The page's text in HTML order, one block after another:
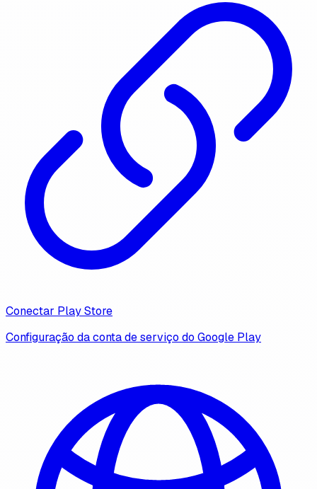
Conectar Play Store
Configuração da conta de serviço do Google Play